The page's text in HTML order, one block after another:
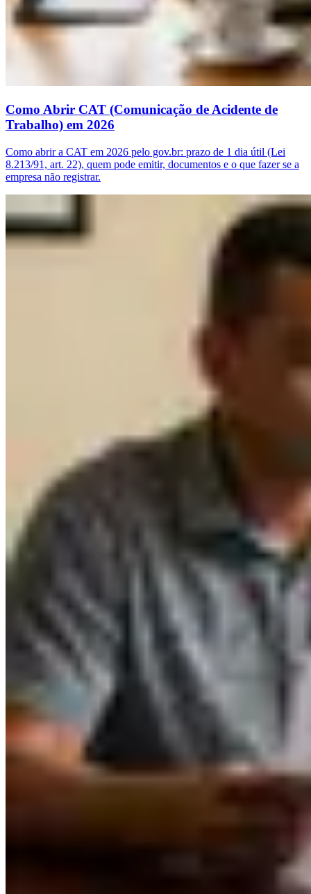
Como Abrir CAT (Comunicação de Acidente de
Trabalho) em 2026
Como abrir a CAT em 2026 pelo gov.br: prazo de 1 dia útil (Lei
8.213/91, art. 22), quem pode emitir, documentos e o que fazer se a
empresa não registrar.